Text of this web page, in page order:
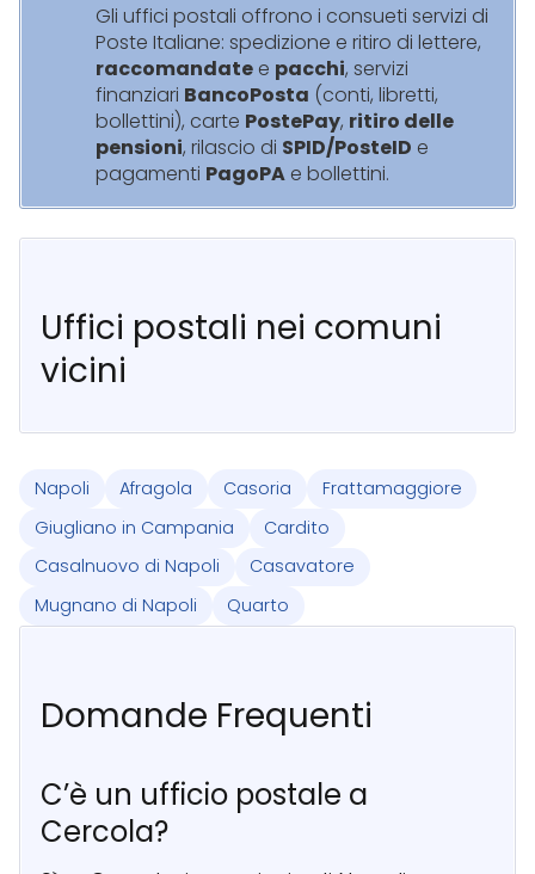
Gli uffici postali offrono i consueti servizi di
Poste Italiane: spedizione e ritiro di lettere,
raccomandate e pacchi, servizi
finanziari BancoPosta (conti, libretti,
bollettini), carte PostePay, ritiro delle
pensioni, rilascio di SPID/PosteID e
pagamenti PagoPA e bollettini.
Uffici postali nei comuni
vicini
Napoli Afragola Casoria
Frattamaggiore
Giugliano in Campania
Cardito
Casalnuovo di Napoli
Casavatore
Mugnano di Napoli
Quarto
Domande Frequenti
C’è un ufficio postale a
Cercola?